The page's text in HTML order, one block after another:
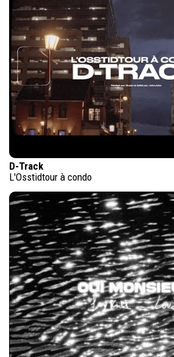
D-Track
L'Osstidtour à condo